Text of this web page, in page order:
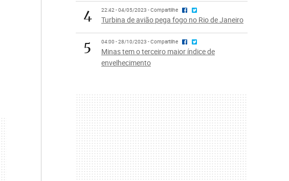
4 22:42 - 04/05/2023 - Compartilhe
Turbina de avião pega fogo no Rio de Janeiro
5 04:00 - 28/10/2023 - Compartilhe
Minas tem o terceiro maior índice de
envelhecimento